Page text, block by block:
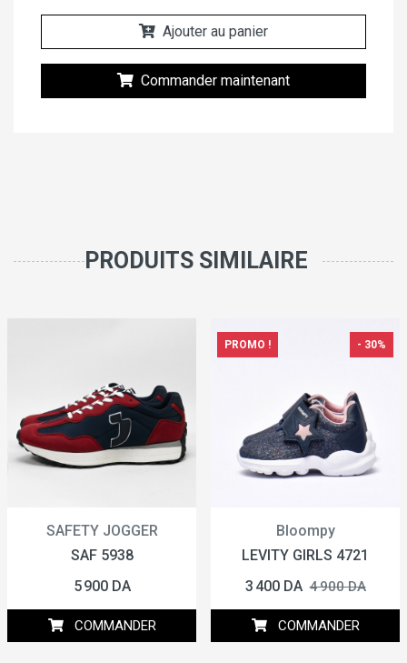
Ajouter au panier
Commander maintenant
PRODUITS SIMILAIRE
SAFETY JOGGER
SAF 5938
5 900 DA
COMMANDER
Bloompy
LEVITY GIRLS 4721
PROMO ! - 30%
3 400 DA 4 900 DA
COMMANDER